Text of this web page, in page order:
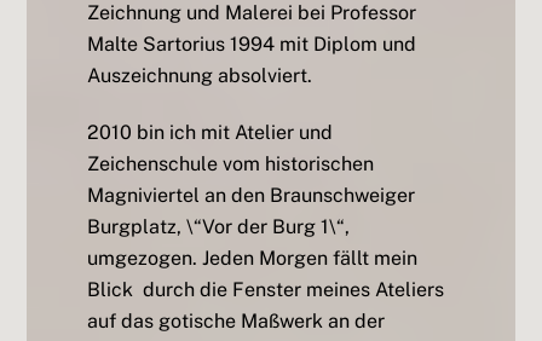
Zeichnung und Malerei bei Professor
Malte Sartorius 1994 mit Diplom und
Auszeichnung absolviert.
2010 bin ich mit Atelier und
Zeichenschule vom historischen
Magniviertel an den Braunschweiger
Burgplatz, \“Vor der Burg 1\“,
umgezogen. Jeden Morgen fällt mein
Blick durch die Fenster meines Ateliers
auf das gotische Maßwerk an der